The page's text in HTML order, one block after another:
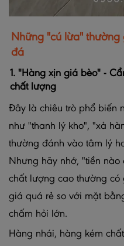
Những "cú lừa"
đá
1. "Hàng xịn giá bèo" -
chất lượng
Đây là chiêu trò phổ biến
như "thanh lý kho", "xả
thường đánh vào tâm lý
Nhưng hãy nhớ, "tiền nào
chất lượng cao thường
giá quá rẻ so với mặt
chấm hỏi lớn.
Hàng nhái, hàng kém